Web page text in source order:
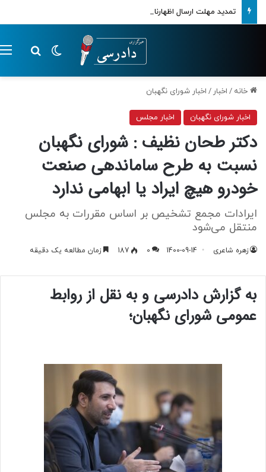
تمدید مهلت ارسال اظهارنامه‌های مالیاتی تا پایان تابستان 1405
تغییر پوسته
خانه / اخبار / اخبار شورای نگهبان
اخبار شورای نگهبان اخبار مجلس
دکتر طحان نظیف : شورای نگهبان
نسبت به طرح ساماندهی صنعت
خودرو هیچ ایراد یا ابهامی ندارد
ایرادات مجمع تشخیص بر اساس مقررات به مجلس
منتقل می‌شود
زهره شاعری 1400-09-14
0
187 زمان مطالعه یک دقیقه
به گزارش دادرسی و به نقل از روابط
عمومی شورای نگهبان؛